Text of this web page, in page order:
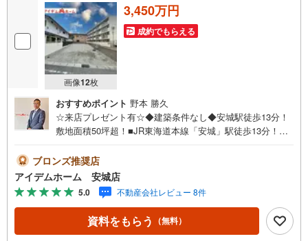
画像12枚
3,450万円
成約でもらえる
おすすめポイント 野本 勝久
☆来店プレゼント有☆◆建築条件なし◆安城駅徒歩13分！
敷地面積50坪超！■JR東海道本線「安城」駅徒歩13分！
数！買い物便利♪■建築条件なし！お好きなハウスメーカー
で建築可能♪《本日見学OK！》営業時間内（9:00～19:00）
は、下記電話フォームよりお電話をして頂けるとスムーズ
に見学のご案内ができます。＜自己資金0円でも大丈夫！＞
*水曜日も営業しております！*今から見たい！聞きたい！
にスピード対応！*自己資金なしでも購入出来ます！*自営
ブロンズ推奨店
アイデムホーム 安城店
5.0 不動産会社レビュー 8件
資料をもらう （無料）